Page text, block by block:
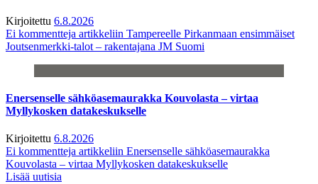
Kirjoitettu 6.8.2026
Ei kommentteja artikkeliin Tampereelle Pirkanmaan ensimmäiset
Joutsenmerkki-talot – rakentajana JM Suomi
Enersenselle sähköasemaurakka Kouvolasta – virtaa
Myllykosken datakeskukselle
Kirjoitettu 6.8.2026
Ei kommentteja artikkeliin Enersenselle sähköasemaurakka
Kouvolasta – virtaa Myllykosken datakeskukselle
Lisää uutisia